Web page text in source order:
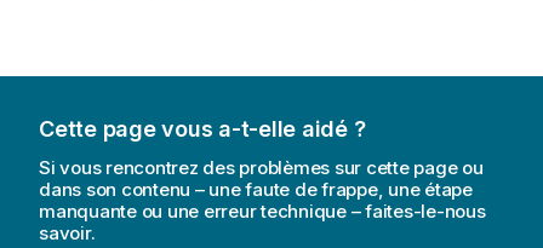
Cette page vous a-t-elle aidé ?
Si vous rencontrez des problèmes sur cette page ou
dans son contenu – une faute de frappe, une étape
manquante ou une erreur technique – faites-le-nous
savoir.